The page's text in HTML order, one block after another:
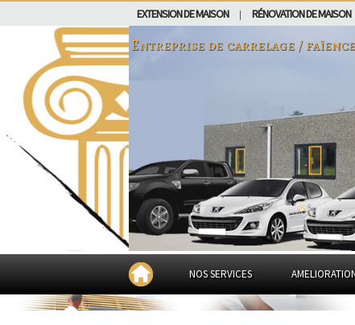
EXTENSION DE MAISON RÉNOVATION DE MAISON
Entreprise de carrelage /
NOS SERVICES